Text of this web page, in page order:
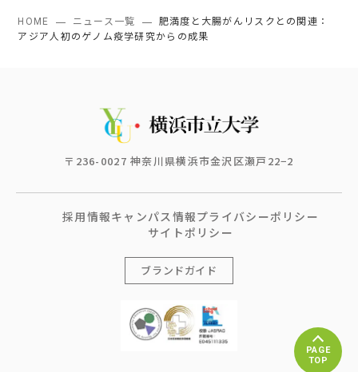
HOME ニュース一覧
肥満度と大腸がんリスクとの関連：
アジア人初のゲノム疫学研究からの成果
〒236-0027 神奈川県横浜市金沢区瀬戸22−2
採用情報キャンパス情報プライバシーポリシー
サイトポリシー
ブランドガイド
PAGE
TOP